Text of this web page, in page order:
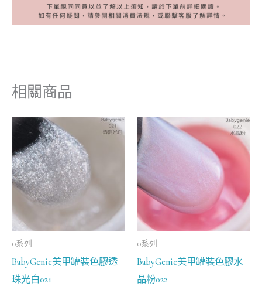
相關商品
0系列
BabyGenie美甲罐裝色膠透
珠光白021
0系列
BabyGenie美甲罐裝色膠水
晶粉022